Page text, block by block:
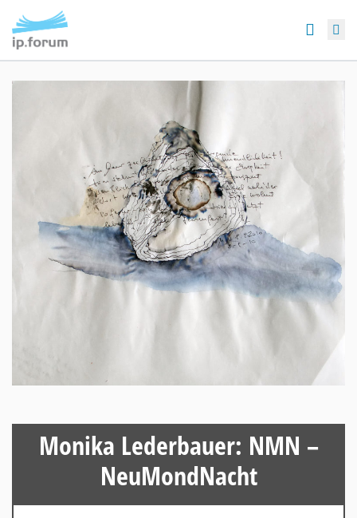
Monika Lederbauer: NMN –
NeuMondNacht